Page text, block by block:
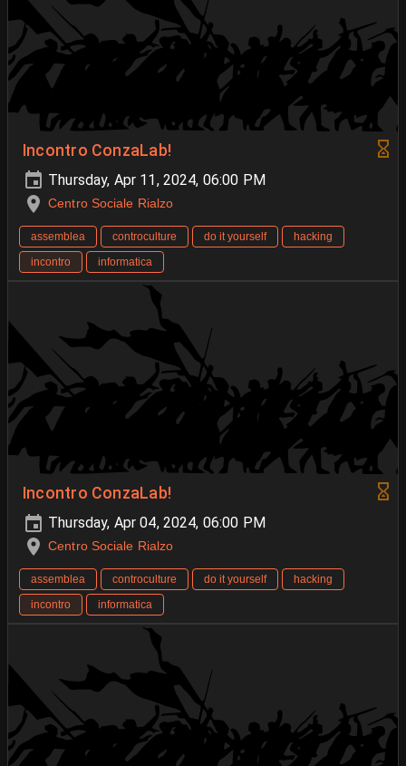
Incontro ConzaLab!
Thursday, Apr 11, 2024, 06:00 PM
Centro Sociale Rialzo
assemblea controculture do it yourself
hacking
incontro
informatica
Incontro ConzaLab!
Thursday, Apr 04, 2024, 06:00 PM
Centro Sociale Rialzo
assemblea controculture do it yourself
hacking
incontro
informatica